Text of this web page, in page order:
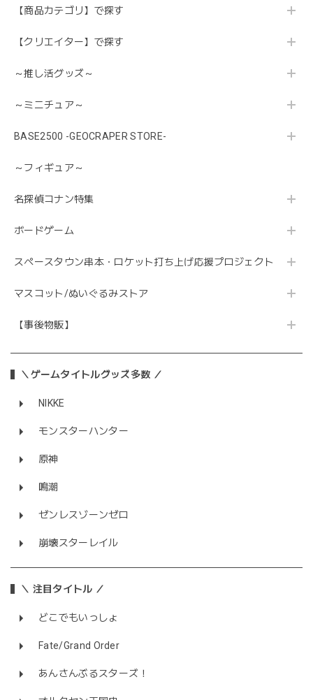
【商品カテゴリ】で探す
【クリエイター】で探す
～推し活グッズ～
～ミニチュア～
BASE2500 -GEOCRAPER STORE-
～フィギュア～
名探偵コナン特集
ボードゲーム
スペースタウン串本・ロケット打ち上げ応援プロジェクト
マスコット/ぬいぐるみストア
【事後物販】
＼ゲームタイトルグッズ多数 ／
NIKKE
モンスターハンター
原神
鳴潮
ゼンレスゾーンゼロ
崩壊スターレイル
＼ 注目タイトル ／
どこでもいっしょ
Fate/Grand Order
あんさんぶるスターズ！